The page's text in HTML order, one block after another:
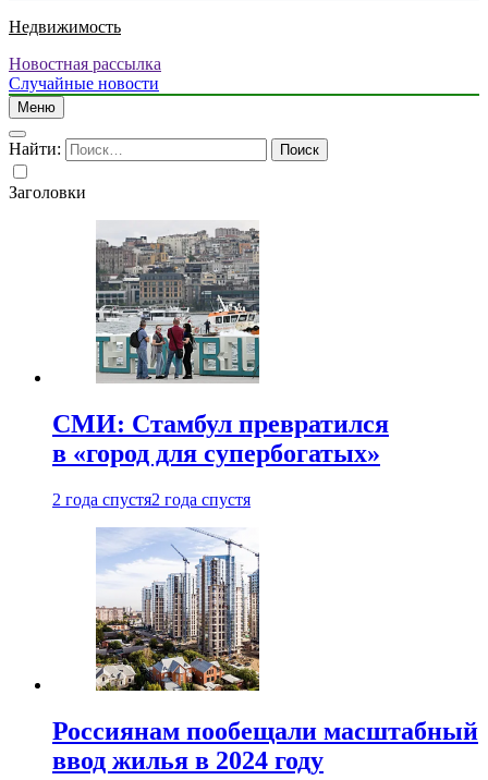
Недвижимость
Новостная рассылка
Случайные новости
Меню
Найти:
Заголовки
СМИ: Стамбул превратился
в «город для супербогатых»
2 года спустя2 года спустя
Россиянам пообещали масштабный
ввод жилья в 2024 году